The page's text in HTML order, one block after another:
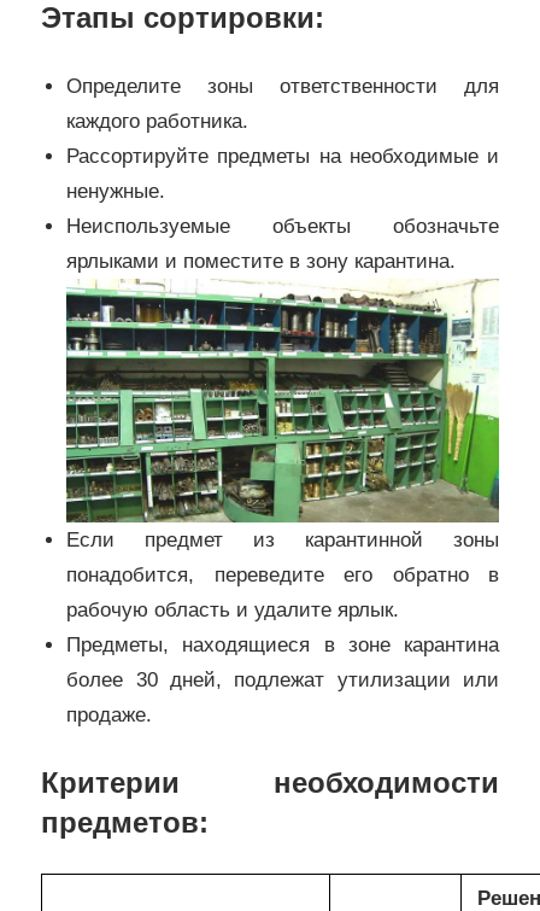
Этапы сортировки:
Определите зоны ответственности для
каждого работника.
Рассортируйте предметы на необходимые и
ненужные.
Неиспользуемые объекты обозначьте
ярлыками и поместите в зону карантина.
Если предмет из карантинной зоны
понадобится, переведите его обратно в
рабочую область и удалите ярлык.
Предметы, находящиеся в зоне карантина
более 30 дней, подлежат утилизации или
продаже.
Критерии необходимости
предметов: